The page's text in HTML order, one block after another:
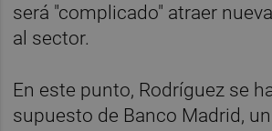
será "complicado" atraer
al sector.
En este punto, Rodríguez se
supuesto de Banco Madrid,